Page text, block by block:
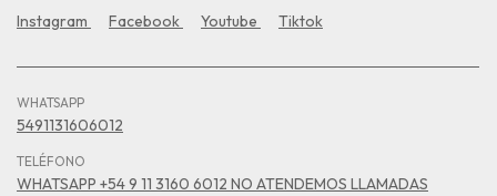
Instagram Facebook Youtube Tiktok
WHATSAPP
5491131606012
TELÉFONO
WHATSAPP +54 9 11 3160 6012 NO ATENDEMOS LLAMADAS